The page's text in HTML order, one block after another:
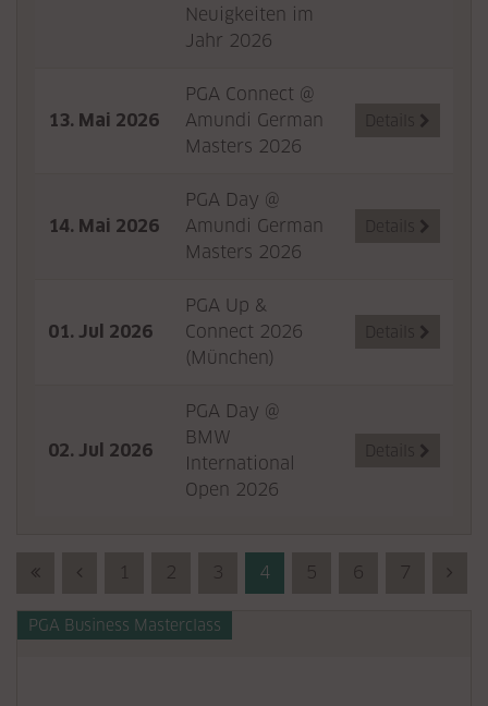
Neuigkeiten im
Jahr 2026
13. Mai 2026
PGA Connect @
Amundi German
Masters 2026
Details 
14. Mai 2026
PGA Day @
Amundi German
Masters 2026
Details 
01. Jul 2026
PGA Up &
Connect 2026
(München)
Details 
02. Jul 2026
PGA Day @
BMW
International
Open 2026
Details 
First (Anfang)
Previous (Zurück)
1 2 3 4 5 6 7
PGA Business Masterclass